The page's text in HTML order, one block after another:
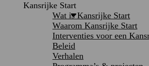
Kansrijke Start
Wat is Kansrijke Start
Waarom Kansrijke Start
Interventies voor een
Beleid
Verhalen